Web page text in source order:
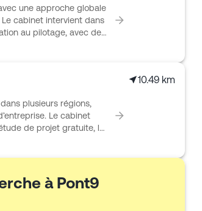
une approche globale
Le cabinet intervient dans
au pilotage, avec des
et conseil social.
dans la durée donnent
plusieurs régions,
Le cabinet
de projet gratuite, la
et l’appui aux
organisation
en adhésion
proximité.
10.49 km
à Pont9